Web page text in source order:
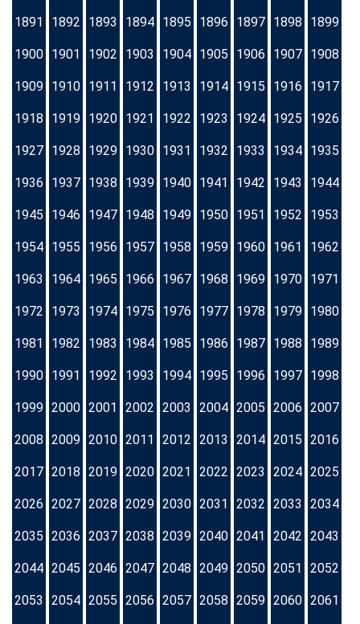
1891 1892 1893 1894 1895 1896 1897 1898 1899
1900 1901 1902 1903 1904 1905 1906 1907 1908
1909 1910 1911 1912 1913 1914 1915 1916 1917
1918 1919 1920 1921 1922 1923 1924 1925 1926
1927 1928 1929 1930 1931 1932 1933 1934 1935
1936 1937 1938 1939 1940 1941 1942 1943 1944
1945 1946 1947 1948 1949 1950 1951 1952 1953
1954 1955 1956 1957 1958 1959 1960 1961 1962
1963 1964 1965 1966 1967 1968 1969 1970 1971
1972 1973 1974 1975 1976 1977 1978 1979 1980
1981 1982 1983 1984 1985 1986 1987 1988 1989
1990 1991 1992 1993 1994 1995 1996 1997 1998
1999 2000 2001 2002 2003 2004 2005 2006 2007
2008 2009 2010 2011 2012 2013 2014 2015 2016
2017 2018 2019 2020 2021 2022 2023 2024 2025
2026 2027 2028 2029 2030 2031 2032 2033 2034
2035 2036 2037 2038 2039 2040 2041 2042 2043
2044 2045 2046 2047 2048 2049 2050 2051 2052
2053 2054 2055 2056 2057 2058 2059 2060 2061